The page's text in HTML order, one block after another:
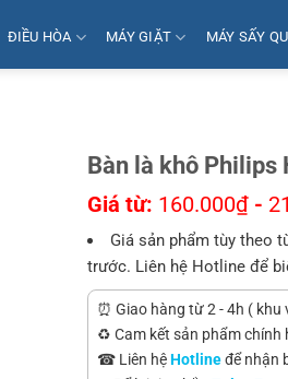
ĐIỀU HÒA MÁY GIẶT MÁY SẤY
Bàn là khô
Giá từ: 160.000₫ -
Giá sản phẩm tùy theo
trước. Liên hệ Hotline để
⏰ Giao hàng từ 2 - 4h ( khu
♻️ Cam kết sản phẩm chính
☎ Liên hệHotlineđể nhận